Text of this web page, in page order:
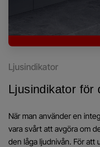
Ljusindikator
Ljusindikator för
När man använder en
vara svårt att avgöra om
den låga ljudnivån. För att